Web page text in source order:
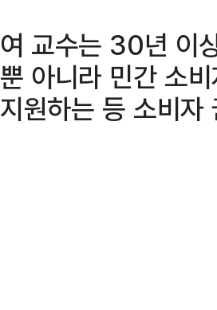
여 교수는 30년 이
뿐 아니라 민간 소
지원하는 등 소비자